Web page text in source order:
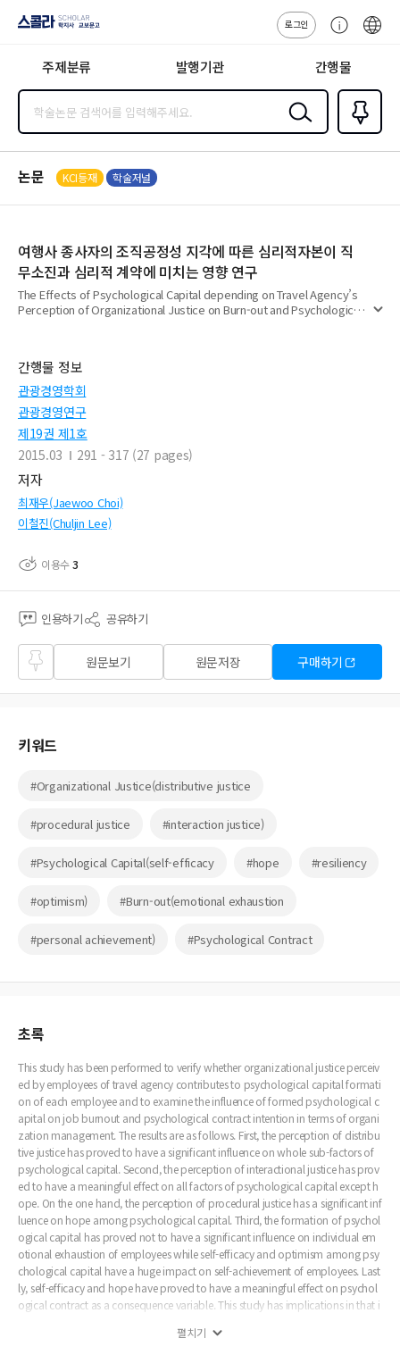
지사·교보문고
로그인
센
주제분류 발행기관 간행물
검색
즐겨찾
기0
논문 KCI등재 학술저널
여행사 종사자의 조직공정성 지각에 따른 심리적자본이 직
무소진과 심리적 계약에 미치는 영향 연구
The Effects of Psychological Capital depending on Travel Agency’s
Perception of Organizational Justice on Burn-out and Psychological
간행물 정보
관광경영학회
관광경영연구
제19권 제1호
2015.03
291 - 317 (27 pages)
저자
최재우(Jaewoo Choi)
이철진(Chuljin Lee)
이용수3
인용하기 공유하기
즐겨
찾기
원문보기 원문저장 구매하기
키워드
#Organizational Justice(distributive justice
#procedural justice #interaction justice)
#Psychological Capital(self-efficacy #hope #resiliency
#optimism) #Burn-out(emotional exhaustion
#personal achievement) #Psychological Contract
초록
This study has been performed to verify whether organizational justice perceiv
ed by employees of travel agency contributes to psychological capital formati
on of each employee and to examine the influence of formed psychological c
apital on job burnout and psychological contract intention in terms of organi
zation management. The results are as follows. First, the perception of distribu
tive justice has proved to have a significant influence on whole sub-factors of
psychological capital. Second, the perception of interactional justice has prov
ed to have a meaningful effect on all factors of psychological capital except h
ope. On the one hand, the perception of procedural justice has a significant inf
luence on hope among psychological capital. Third, the formation of psychol
ogical capital has proved not to have a significant influence on individual em
otional exhaustion of employees while self-efficacy and optimism among psy
chological capital have a huge impact on self-achievement of employees. Last
ly, self-efficacy and hope have proved to have a meaningful effect on psychol
ogical contract as a consequence variable. This study has implications in that i
ical competence of individual employees in travel agency from administrative
펼치기